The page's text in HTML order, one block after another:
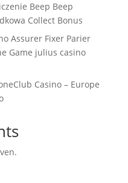
Beep Beep
Collect Bonus
Assurer Fixer Parier
Game julius casino
Casino – Europe